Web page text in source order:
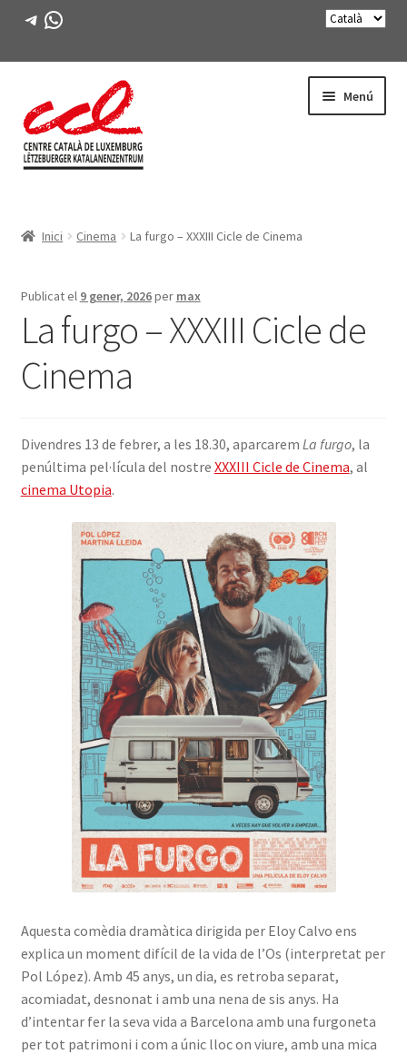
Telegram
WhatsApp
navegació
al
contingut
Menú
ACTIVITATS
CURSOS
FES-TE SOCI
LLIBRE
INICIA SESSIÓ
Inici Cinema La furgo – XXXIII Cicle de Cinema
Publicat el 9 gener, 2026per max
La furgo – XXXIII Cicle de
Cinema
Divendres 13 de febrer, a les 18.30, aparcarem La furgo, la
penúltima pel·lícula del nostre XXXIII Cicle de Cinema, al
cinema Utopia.
Aquesta comèdia dramàtica dirigida per Eloy Calvo ens
explica un moment difícil de la vida de l’Os (interpretat per
Pol López). Amb 45 anys, un dia, es retroba separat,
acomiadat, desnonat i amb una nena de sis anys. Ha
d’intentar fer la seva vida a Barcelona amb una furgoneta
per tot patrimoni i com a únic lloc on viure, amb una mica